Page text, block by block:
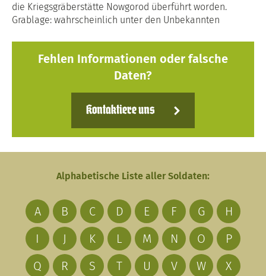
die Kriegsgräberstätte Nowgorod überführt worden.
Grablage: wahrscheinlich unter den Unbekannten
Fehlen Informationen oder falsche
Daten?
Kontaktiere uns
Alphabetische Liste aller Soldaten:
A B C D E F G
H
I
J K L M N O
P
Q
R S T U V W
X